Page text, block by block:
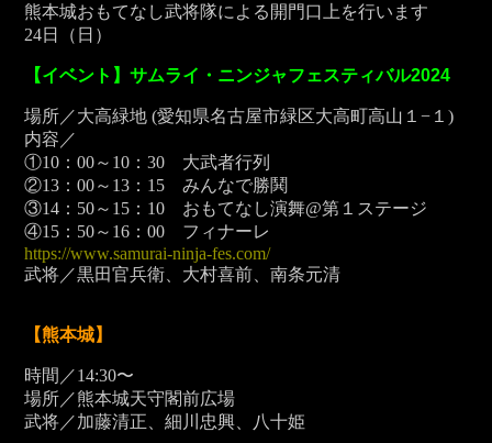
熊本城おもてなし武将隊による開門口上を行います
24日（日）
【イベント】サムライ・ニンジャフェスティバル2024
場所／大高緑地 (愛知県名古屋市緑区大高町高山１−１)
内容／
①10：00～10：30 大武者行列
②13：00～13：15 みんなで勝鬨
③14：50～15：10 おもてなし演舞@第１ステージ
④15：50～16：00 フィナーレ
https://www.samurai-ninja-fes.com/
武将／黒田官兵衛、大村喜前、南条元清
【熊本城】
時間／14:30〜
場所／熊本城天守閣前広場
武将／加藤清正、細川忠興、八十姫